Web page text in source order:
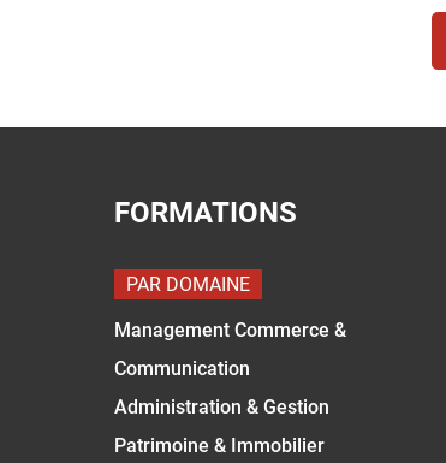
FORMATIONS
PAR DOMAINE
Management Commerce &
Communication
Administration & Gestion
Patrimoine & Immobilier